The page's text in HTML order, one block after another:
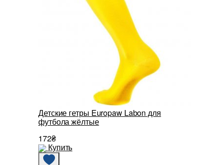
Детские гетры Europaw Labon для
футбола жёлтые
172₴
Купить